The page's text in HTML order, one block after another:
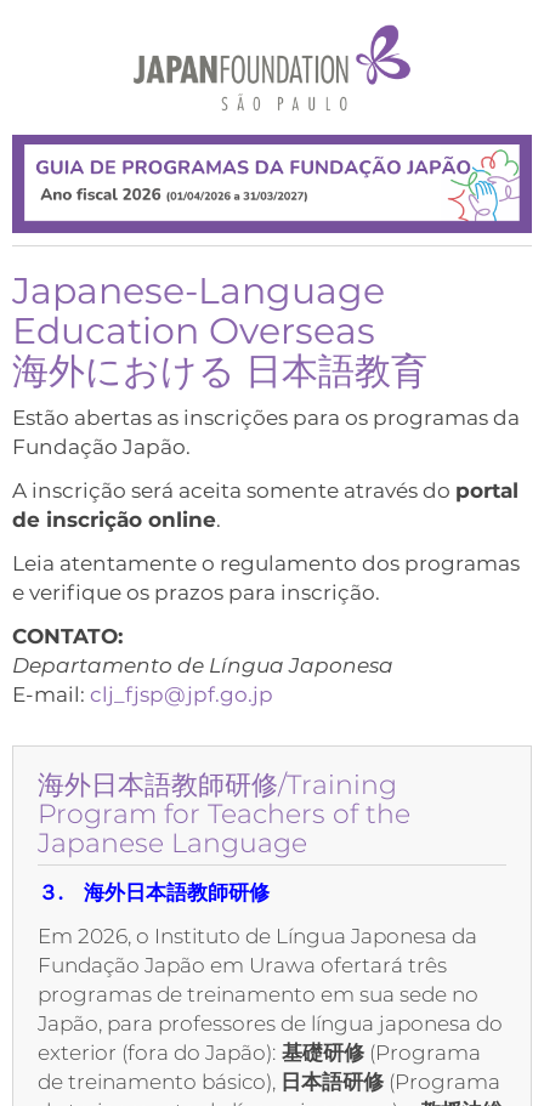
Japanese-Language
Education Overseas
海外における 日本語教育
Estão abertas as inscrições para os programas da
Fundação Japão.
A inscrição será aceita somente através do portal
de inscrição online.
Leia atentamente o regulamento dos programas
e verifique os prazos para inscrição.
CONTATO:
Departamento de Língua Japonesa
E-mail: clj_fjsp@jpf.go.jp
海外日本語教師研修/Training
Program for Teachers of the
Japanese Language
３. 海外日本語教師研修
Em 2026, o Instituto de Língua Japonesa da
Fundação Japão em Urawa ofertará três
programas de treinamento em sua sede no
Japão, para professores de língua japonesa do
exterior (fora do Japão): 基礎研修 (Programa
de treinamento básico), 日本語研修 (Programa